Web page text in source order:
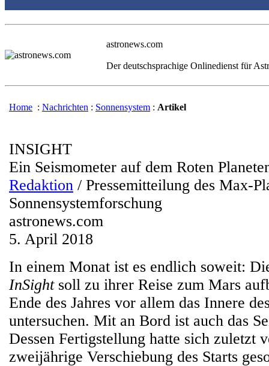
astronews.com
Der deutschsprachige Onlinedienst für
Home : Nachrichten : Sonnensystem : Artikel
INSIGHT
Ein Seismometer auf dem Roten
Redaktion / Pressemitteilung des Max-
Sonnensystemforschung
astronews.com
5. April 2018
In einem Monat ist es endlich soweit:
InSightsoll zu ihrer Reise zum Mars
Ende des Jahres vor allem das Innere
untersuchen. Mit an Bord ist auch das
Dessen Fertigstellung hatte sich zuletzt
zweijährige Verschiebung des Starts